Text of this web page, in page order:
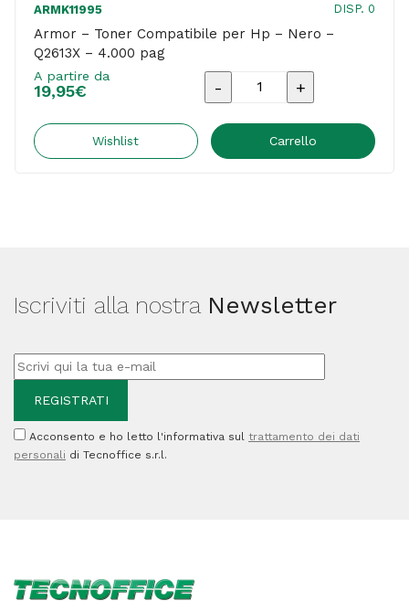
ARMK11995 DISP. 0
Armor – Toner Compatibile per Hp – Nero –
Q2613X – 4.000 pag
A partire da
19,95€
Armor
Toner
-
-
4.000
quantità
Wishlist Carrello
Iscriviti alla nostra Newsletter
Acconsento e ho letto l'informativa sul trattamento dei dati
personali di Tecnoffice s.r.l.